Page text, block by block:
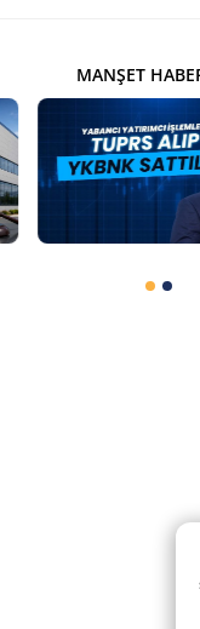
MANŞET